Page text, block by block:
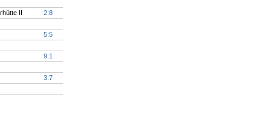
II
2:8
5:5
9:1
3:7